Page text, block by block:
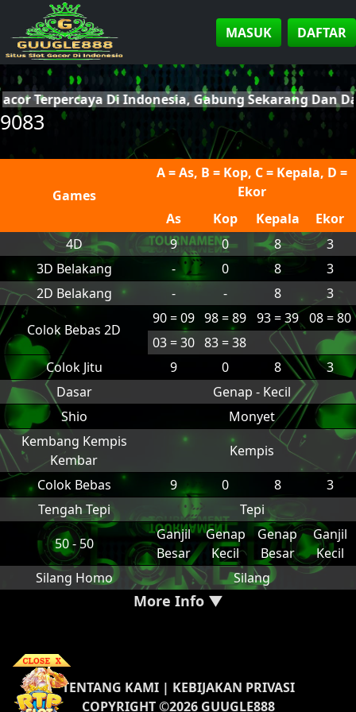
MASUK DAFTAR
Terpercaya Di Indonesia, Gabung Sekarang Dan
9083
Games
A = As, B = Kop, C = Kepala, D =
Ekor
As
Kop Kepala
Ekor
4D
9 0 8
3
3D Belakang
- 0 8
3
2D Belakang
- - 8 3
Colok Bebas 2D
90 = 09 98 = 89 93 = 39
08 = 80
03 = 30 83 = 38
Colok Jitu
9 0 8
3
Dasar
Genap - Kecil
Shio
Monyet
Kembang Kempis
Kembar
Kempis
Colok Bebas
9 0 8
3
Tengah Tepi
Tepi
50 - 50
Ganjil
Besar
Genap
Kecil
Genap
Besar
Ganjil
Kecil
Silang Homo
Silang
More Info ▼
TENTANG KAMI| KEBIJAKAN PRIVASI
COPYRIGHT ©2026 GUUGLE888